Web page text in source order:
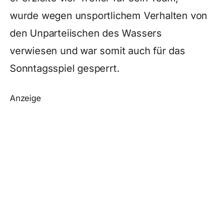
wurde wegen unsportlichem Verhalten von
den Unparteiischen des Wassers
verwiesen und war somit auch für das
Sonntagsspiel gesperrt.
Anzeige